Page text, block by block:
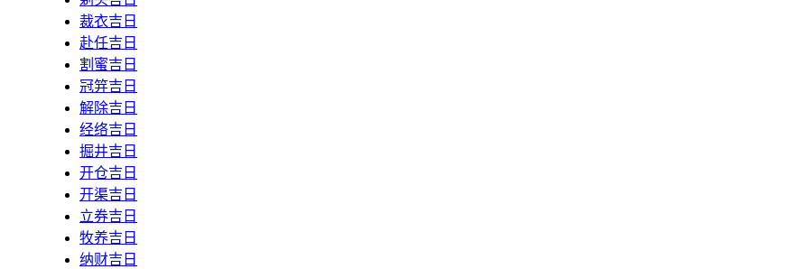
裁衣吉日
赴任吉日
割蜜吉日
冠笄吉日
解除吉日
经络吉日
掘井吉日
开仓吉日
开渠吉日
立券吉日
牧养吉日
纳财吉日